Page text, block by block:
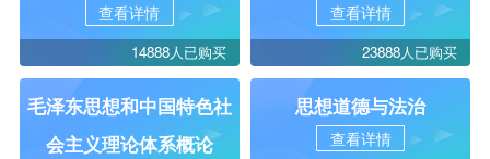
查看详情
14888人已购买
查看详情
23888人已购买
毛泽东思想和中国特色社
会主义理论体系概论
思想道德与法治
查看详情